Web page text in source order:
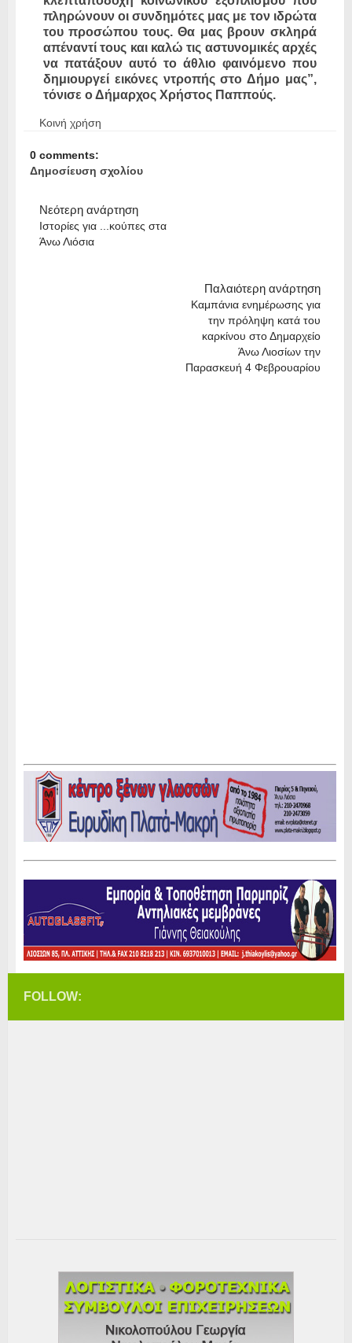
πληρώνουν οι συνδημότες μας με τον ιδρώτα
του προσώπου τους. Θα μας βρουν σκληρά
απέναντί τους και καλώ τις αστυνομικές αρχές
να πατάξουν αυτό το άθλιο φαινόμενο που
δημιουργεί εικόνες ντροπής στο Δήμο μας”,
τόνισε ο Δήμαρχος Χρήστος Παππούς.
Κοινή χρήση
0 comments:
Δημοσίευση σχολίου
Νεότερη ανάρτηση
Ιστορίες για ...κούπες στα
Άνω Λιόσια
Παλαιότερη ανάρτηση
Καμπάνια ενημέρωσης για
την πρόληψη κατά του
καρκίνου στο Δημαρχείο
Άνω Λιοσίων την
Παρασκευή 4 Φεβρουαρίου
FOLLOW: